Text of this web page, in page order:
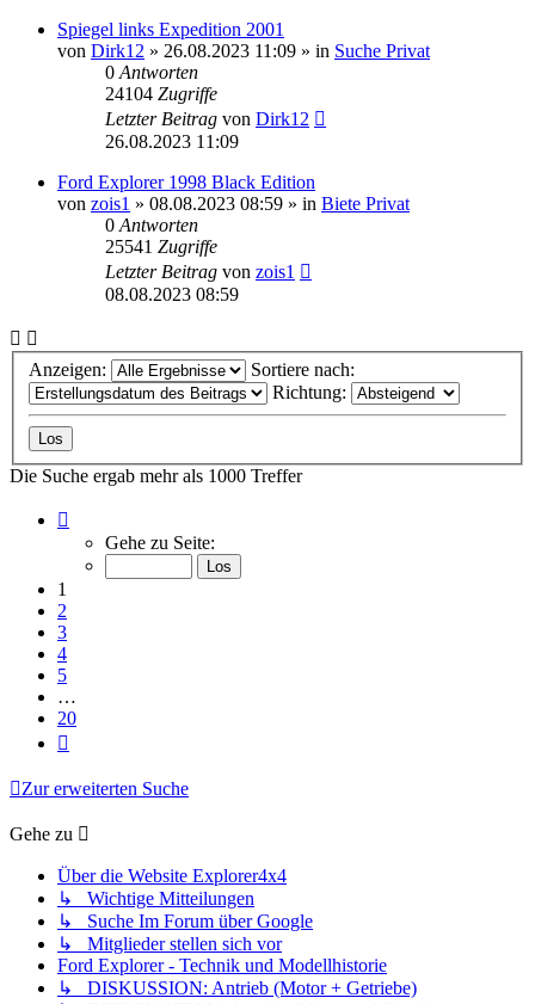
Spiegel links Expedition 2001
von Dirk12 » 26.08.2023 11:09 » in Suche Privat
0 Antworten
24104 Zugriffe
Letzter Beitrag von Dirk12
26.08.2023 11:09
Ford Explorer 1998 Black Edition
von zois1 » 08.08.2023 08:59 » in Biete Privat
0 Antworten
25541 Zugriffe
Letzter Beitrag von zois1
08.08.2023 08:59
Anzeigen:
Sortiere nach:
Richtung:
Die Suche ergab mehr als 1000 Treffer
von
Gehe zu Seite:
1
2
3
4
5
…
20
Zur erweiterten Suche
Gehe zu
Über die Website Explorer4x4
↳ Wichtige Mitteilungen
↳ Suche Im Forum über Google
↳ Mitglieder stellen sich vor
Ford Explorer - Technik und Modellhistorie
↳ DISKUSSION: Antrieb (Motor + Getriebe)